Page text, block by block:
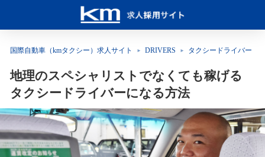
国際自動車（kmタクシー）求人サイト DRIVERS タクシードライバー
地理のスペシャリストでなくても稼げる
タクシードライバーになる方法